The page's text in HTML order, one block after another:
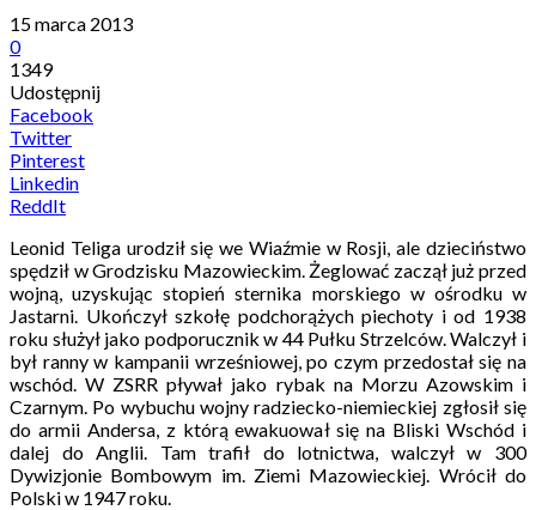
15 marca 2013
0
1349
Udostępnij
Facebook
Twitter
Pinterest
Linkedin
ReddIt
Leonid Teliga urodził się we Wiaźmie w Rosji, ale dzieciństwo
spędził w Grodzisku Mazowieckim. Żeglować zaczął już przed
wojną, uzyskując stopień sternika morskiego w ośrodku w
Jastarni. Ukończył szkołę podchorążych piechoty i od 1938
roku służył jako podporucznik w 44 Pułku Strzelców. Walczył i
był ranny w kampanii wrześniowej, po czym przedostał się na
wschód. W ZSRR pływał jako rybak na Morzu Azowskim i
Czarnym. Po wybuchu wojny radziecko-niemieckiej zgłosił się
do armii Andersa, z którą ewakuował się na Bliski Wschód i
dalej do Anglii. Tam trafił do lotnictwa, walczył w 300
Dywizjonie Bombowym im. Ziemi Mazowieckiej. Wrócił do
Polski w 1947 roku.